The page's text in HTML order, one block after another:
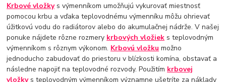
Krbové vložkys výmenníkom umožňujú vykurovať miestnosť
pomocou krbu a vďaka teplovodnému výmenníku môžu ohrievať
úžitkovú vodu do radiátorov alebo do akumulačnej nádrže. V našej
ponuke nájdete rôzne rozmery krbových vložiek s teplovodným
výmenníkom s rôznym výkonom. Krbovú vložku možno
jednoducho zabudovať do priestoru v blízkosti komína, obstavať a
následne napojiť na teplovodné rozvody. Použitím krbovej
vložkys teplovodným výmenníkom významne ušetríte za náklady